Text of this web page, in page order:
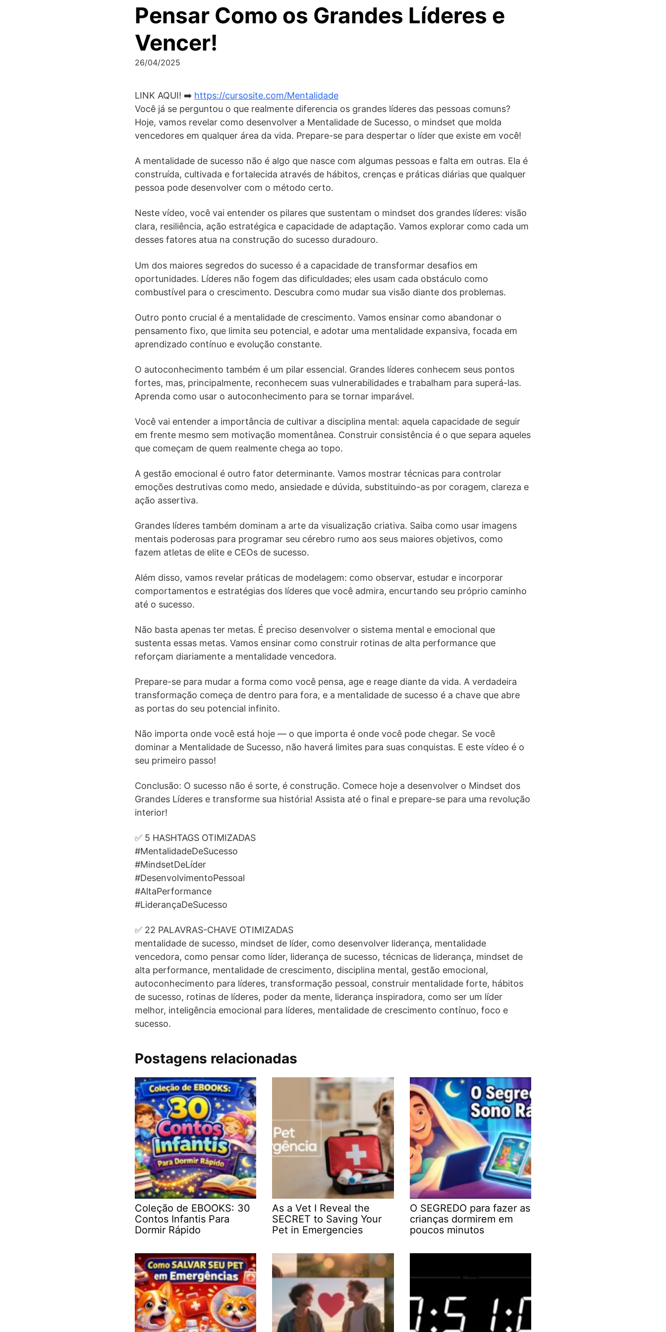
Pensar Como os Grandes Líderes e
Vencer!
26/04/2025
LINK AQUI! ➡️ https://cursosite.com/Mentalidade
Você já se perguntou o que realmente diferencia os grandes líderes das pessoas comuns?
Hoje, vamos revelar como desenvolver a Mentalidade de Sucesso, o mindset que molda
vencedores em qualquer área da vida. Prepare-se para despertar o líder que existe em você!
A mentalidade de sucesso não é algo que nasce com algumas pessoas e falta em outras. Ela é
construída, cultivada e fortalecida através de hábitos, crenças e práticas diárias que qualquer
pessoa pode desenvolver com o método certo.
Neste vídeo, você vai entender os pilares que sustentam o mindset dos grandes líderes: visão
clara, resiliência, ação estratégica e capacidade de adaptação. Vamos explorar como cada um
desses fatores atua na construção do sucesso duradouro.
Um dos maiores segredos do sucesso é a capacidade de transformar desafios em
oportunidades. Líderes não fogem das dificuldades; eles usam cada obstáculo como
combustível para o crescimento. Descubra como mudar sua visão diante dos problemas.
Outro ponto crucial é a mentalidade de crescimento. Vamos ensinar como abandonar o
pensamento fixo, que limita seu potencial, e adotar uma mentalidade expansiva, focada em
aprendizado contínuo e evolução constante.
O autoconhecimento também é um pilar essencial. Grandes líderes conhecem seus pontos
fortes, mas, principalmente, reconhecem suas vulnerabilidades e trabalham para superá-las.
Aprenda como usar o autoconhecimento para se tornar imparável.
Você vai entender a importância de cultivar a disciplina mental: aquela capacidade de seguir
em frente mesmo sem motivação momentânea. Construir consistência é o que separa aqueles
que começam de quem realmente chega ao topo.
A gestão emocional é outro fator determinante. Vamos mostrar técnicas para controlar
emoções destrutivas como medo, ansiedade e dúvida, substituindo-as por coragem, clareza e
ação assertiva.
Grandes líderes também dominam a arte da visualização criativa. Saiba como usar imagens
mentais poderosas para programar seu cérebro rumo aos seus maiores objetivos, como
fazem atletas de elite e CEOs de sucesso.
Além disso, vamos revelar práticas de modelagem: como observar, estudar e incorporar
comportamentos e estratégias dos líderes que você admira, encurtando seu próprio caminho
até o sucesso.
Não basta apenas ter metas. É preciso desenvolver o sistema mental e emocional que
sustenta essas metas. Vamos ensinar como construir rotinas de alta performance que
reforçam diariamente a mentalidade vencedora.
Prepare-se para mudar a forma como você pensa, age e reage diante da vida. A verdadeira
transformação começa de dentro para fora, e a mentalidade de sucesso é a chave que abre
as portas do seu potencial infinito.
Não importa onde você está hoje — o que importa é onde você pode chegar. Se você
dominar a Mentalidade de Sucesso, não haverá limites para suas conquistas. E este vídeo é o
seu primeiro passo!
Conclusão: O sucesso não é sorte, é construção. Comece hoje a desenvolver o Mindset dos
Grandes Líderes e transforme sua história! Assista até o final e prepare-se para uma revolução
interior!
✅ 5 HASHTAGS OTIMIZADAS
#MentalidadeDeSucesso
#MindsetDeLíder
#DesenvolvimentoPessoal
#AltaPerformance
#LiderançaDeSucesso
✅ 22 PALAVRAS-CHAVE OTIMIZADAS
mentalidade de sucesso, mindset de líder, como desenvolver liderança, mentalidade
vencedora, como pensar como líder, liderança de sucesso, técnicas de liderança, mindset de
alta performance, mentalidade de crescimento, disciplina mental, gestão emocional,
autoconhecimento para líderes, transformação pessoal, construir mentalidade forte, hábitos
de sucesso, rotinas de líderes, poder da mente, liderança inspiradora, como ser um líder
melhor, inteligência emocional para líderes, mentalidade de crescimento contínuo, foco e
sucesso.
Postagens relacionadas
Coleção de EBOOKS: 30
Contos Infantis Para
Dormir Rápido
As a Vet I Reveal the
SECRET to Saving Your
Pet in Emergencies
O SEGREDO para fazer as
crianças dormirem em
poucos minutos